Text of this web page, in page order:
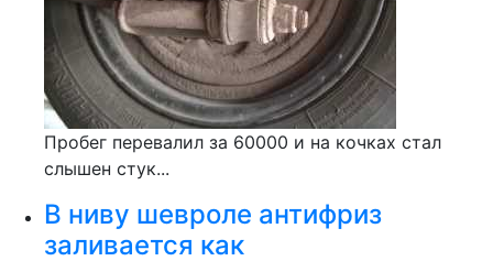
Пробег перевалил за 60000 и на кочках стал
слышен стук...
В ниву шевроле антифриз
заливается как